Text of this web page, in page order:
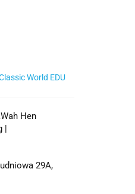
World EDU
Hen
|
29A,